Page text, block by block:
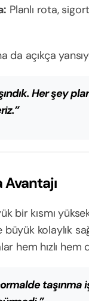
Planlı rota,
da açıkça
Her şey
Avantajı
bir kısmı
kolaylık
hem hızlı hem
taşınma